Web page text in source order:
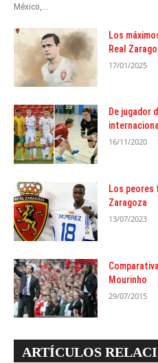
México,...
Los
Real
17/01/2025
De jugador
16/11/2020
Los peores
Zaragoza
13/07/2023
Mourinho
29/07/2015
ARTÍCULOS